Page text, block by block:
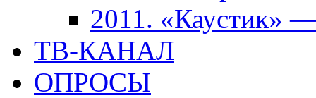
2011.
ТВ-КАНАЛ
ОПРОСЫ